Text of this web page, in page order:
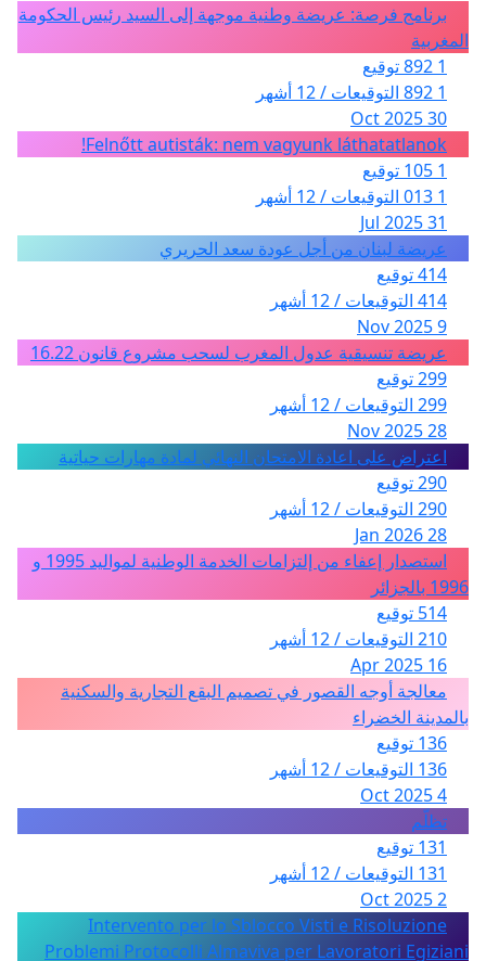
برنامج فرصة: عريضة وطنية موجهة إلى السيد رئيس الحكومة
المغربية
1 892 توقيع
1 892 التوقيعات / 12 أشهر
30 Oct 2025
Felnőtt autisták: nem vagyunk láthatatlanok!
1 105 توقيع
1 013 التوقيعات / 12 أشهر
31 Jul 2025
عريضة لبنان من أجل عودة سعد الحريري
414 توقيع
414 التوقيعات / 12 أشهر
9 Nov 2025
عريضة تنسيقية عدول المغرب لسحب مشروع قانون 16.22
299 توقيع
299 التوقيعات / 12 أشهر
28 Nov 2025
اعتراض على اعادة الامتحان النهائي لمادة مهارات حياتية
290 توقيع
290 التوقيعات / 12 أشهر
28 Jan 2026
استصدار إعفاء من إلتزامات الخدمة الوطنية لمواليد 1995 و
1996 بالجزائر
514 توقيع
210 التوقيعات / 12 أشهر
16 Apr 2025
معالجة أوجه القصور في تصميم البقع التجارية والسكنية
بالمدينة الخضراء
136 توقيع
136 التوقيعات / 12 أشهر
4 Oct 2025
تظلّم
131 توقيع
131 التوقيعات / 12 أشهر
2 Oct 2025
Intervento per lo Sblocco Visti e Risoluzione
Problemi Protocolli Almaviva per Lavoratori Egiziani